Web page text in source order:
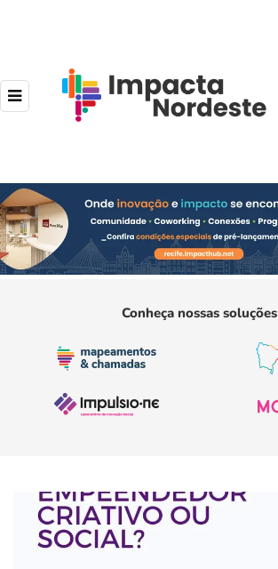
Conheça nossas soluções